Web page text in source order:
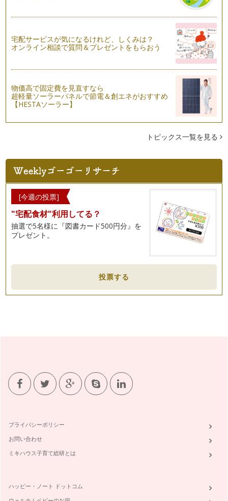
宅配サービスが気になるけれど、しくみは？
オンライン相談で質問＆プレゼントをもらおう
物価高で固定費を見直すなら
超軽量ソーラーパネルで節電＆創エネがおすすめ
【HESTAソーラー】
トピックス一覧を見る
[今週の投票]
"宅配食材"利用してる？
抽選で5名様に『図書カード500円分』を
プレゼント。
投票する
プライバシーポリシー
お問い合わせ
ミキハウス子育て総研とは
ハッピー・ノート ドットコム